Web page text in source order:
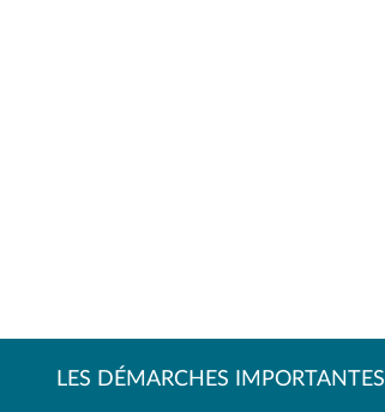
LES DÉMARCHES IMPORTANTES